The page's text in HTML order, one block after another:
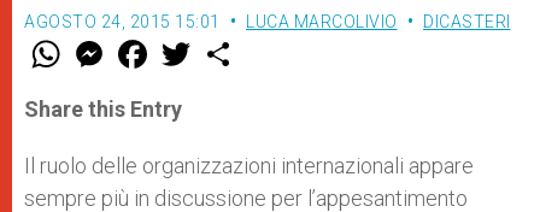
AGOSTO 24, 2015 15:01 LUCA MARCOLIVIO DICASTERI
W
t
s
p
p
M
e
s
e
g
e
r
F
a
e
b
o
k
w
r
Share this Entry
Il ruolo delle organizzazioni internazionali appare
sempre più in discussione per l’appesantimento